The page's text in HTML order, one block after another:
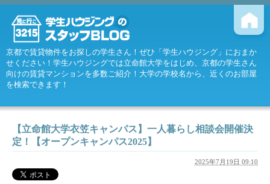
京都で賃貸物件をお探しの学生さん！ぜひ「学生ハウジング」におまか
せください！学生ハウジングでは立命館大学をはじめ、京都の学生さん
向けの賃貸マンションを多数ご紹介！大学の学校名から、近くのお部屋
を検索できます！
【立命館大学衣笠キャンパス】一人暮らし相談会開催決
定！【オープンキャンパス2025】
2025年7月19日 09:10